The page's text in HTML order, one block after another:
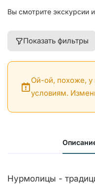
Вы смотрите экскурсии
Показать фильтры
Ой-ой, похоже, у
условиям.
Нурмолицы -